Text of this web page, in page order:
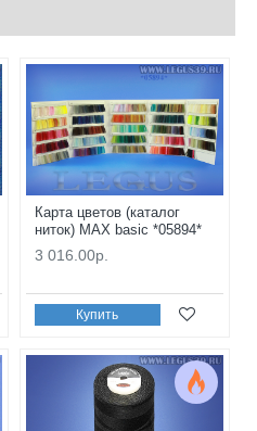
Карта цветов (каталог
ниток) MAX basic *05894*
3 016.00р.
Купить